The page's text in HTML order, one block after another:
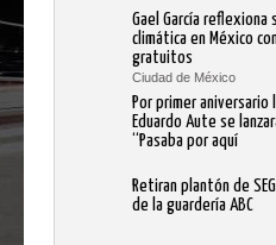
Gael García reflexiona
climática en México
gratuitos
Ciudad de México
Por primer aniversario
Eduardo Aute se
“Pasaba por aquí
Retiran plantón de
de la guardería ABC